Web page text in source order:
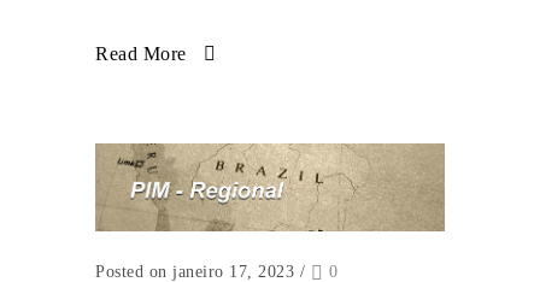
Read More
Posted on janeiro 17, 2023 /
0